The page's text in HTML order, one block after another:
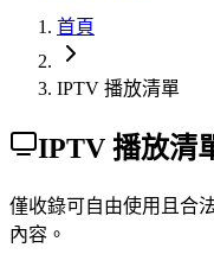
首頁
IPTV 播放清單
IPTV 播放清
僅收錄可自由使用且合
內容。